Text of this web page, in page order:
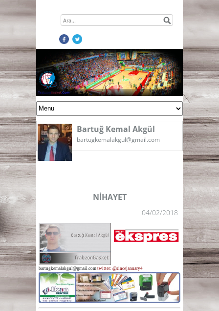
Bartuğ Kemal Akgül
bartugkemalakgul@gmail.com
NİHAYET
04/02/2018
bartugkemalakgul@gmail.com twitter: @sincejanuary4